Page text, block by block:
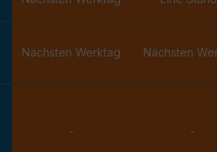
Nächsten Werktag Nächsten
- -